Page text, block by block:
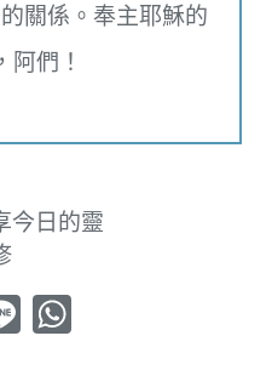
關係。奉主耶穌的
阿們！
今日的靈
Line WhatsApp